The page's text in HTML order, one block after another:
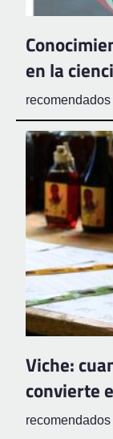
en la
recomendados
Viche:
convierte
recomendados